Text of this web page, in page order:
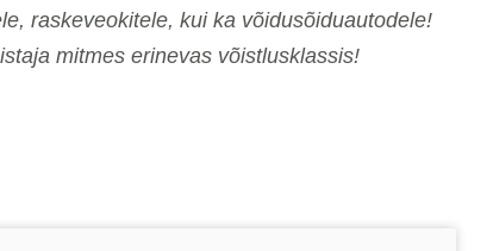
raskeveokitele, kui ka võidusõiduautodele!
mitmes erinevas võistlusklassis!